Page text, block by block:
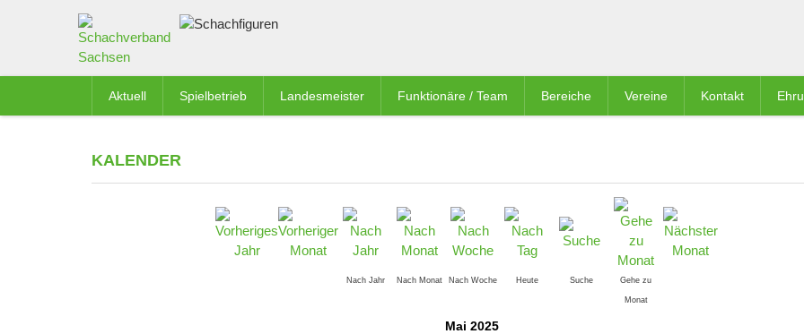
Aktuell Spielbetrieb Landesmeister Funktionäre / Team Bereiche Vereine Kontakt
KALENDER
Nach Jahr Nach Monat Nach Woche Heute Suche Gehe zu
Monat
Mai 2025